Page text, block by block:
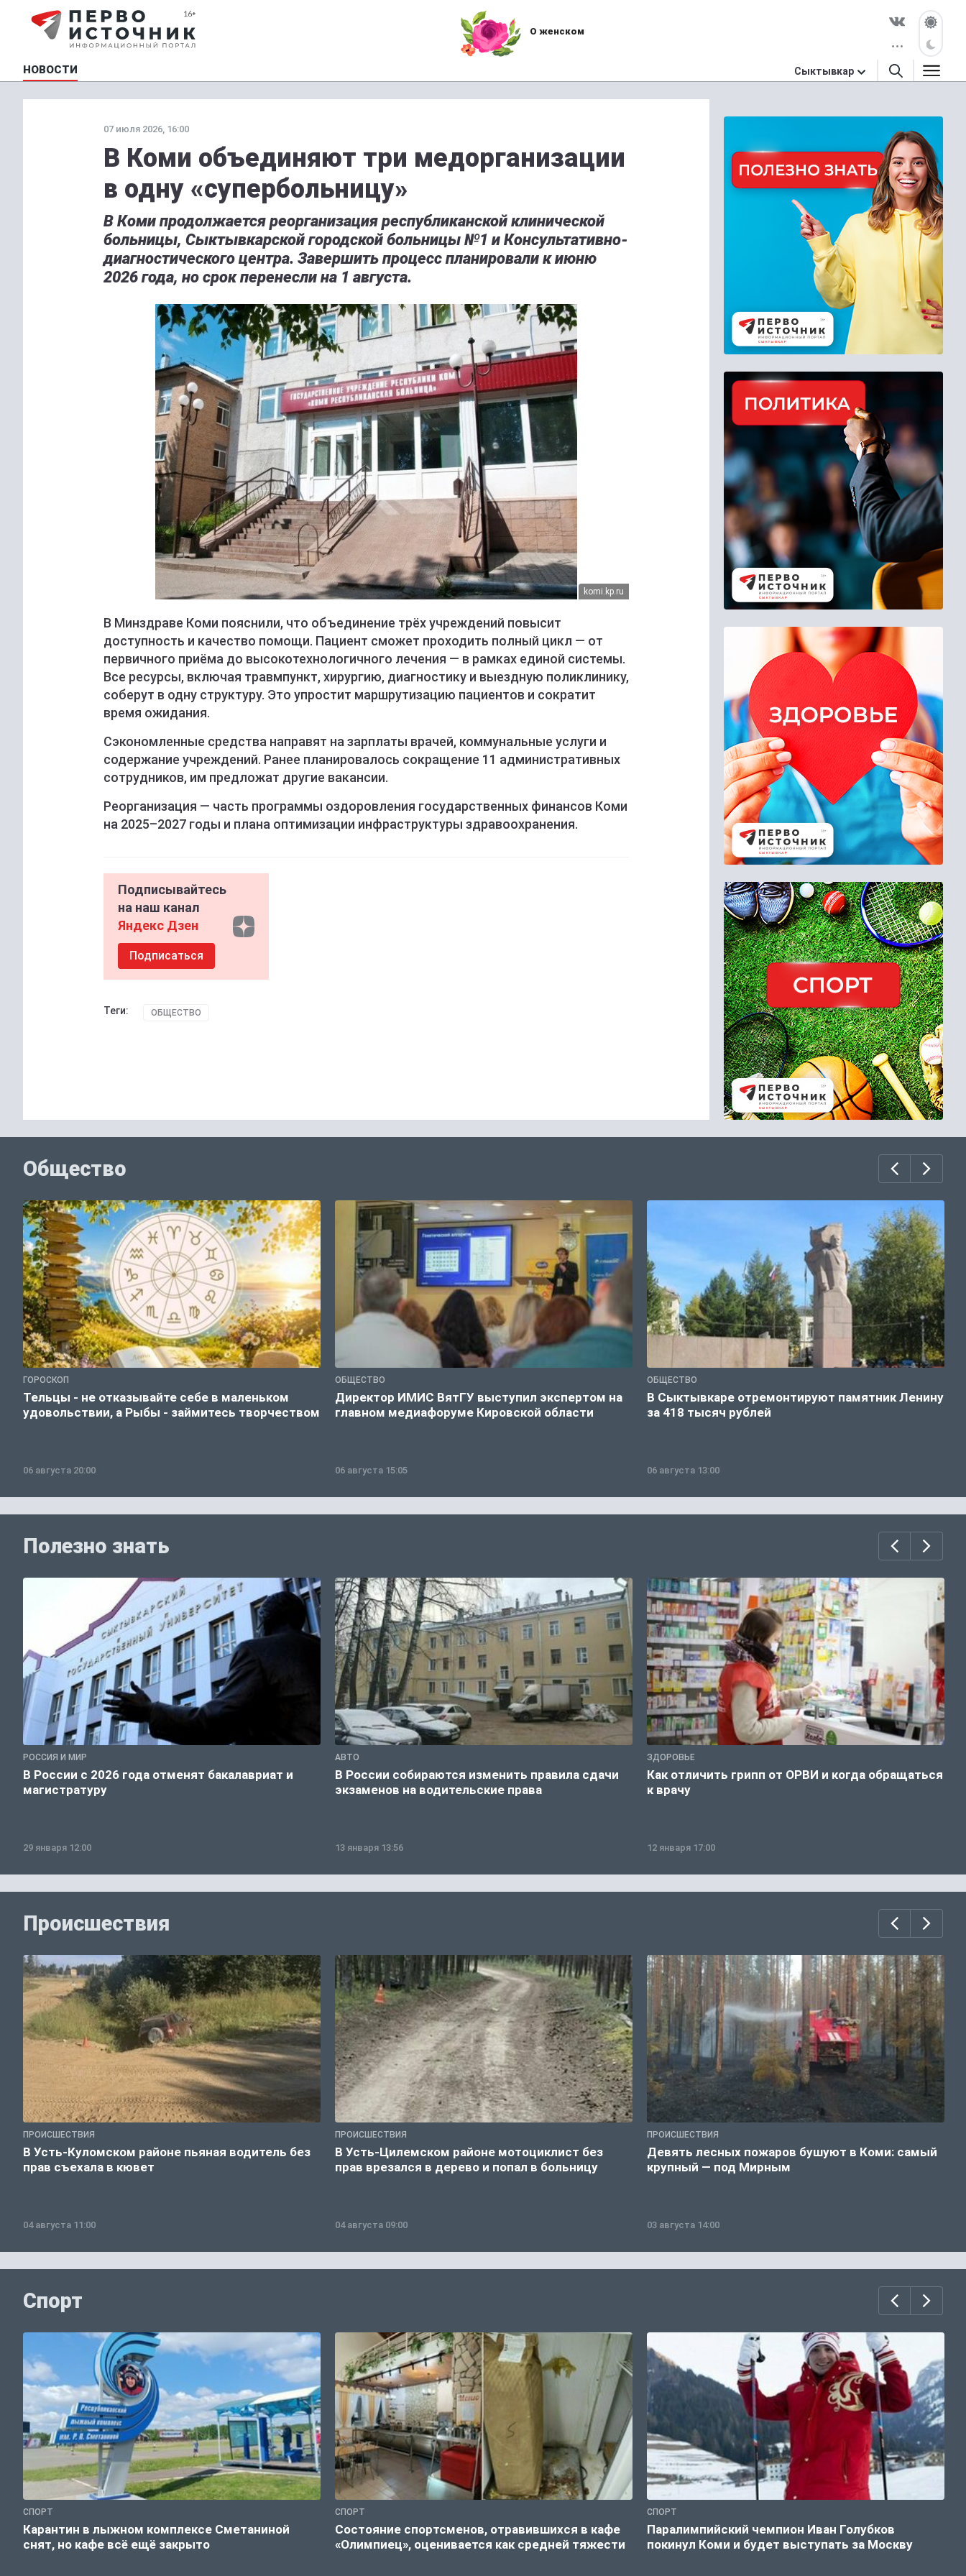
О женском
НОВОСТИ Сыктывкар
07 июля 2026, 16:00
В Коми объединяют три медорганизации
в одну «супербольницу»
В Коми продолжается реорганизация республиканской клинической
больницы, Сыктывкарской городской больницы №1 и Консультативно-
диагностического центра. Завершить процесс планировали к июню
2026 года, но срок перенесли на 1 августа.
komi.kp.ru
В Минздраве Коми пояснили, что объединение трёх учреждений повысит
доступность и качество помощи. Пациент сможет проходить полный цикл — от
первичного приёма до высокотехнологичного лечения — в рамках единой системы.
Все ресурсы, включая травмпункт, хирургию, диагностику и выездную поликлинику,
соберут в одну структуру. Это упростит маршрутизацию пациентов и сократит
время ожидания.
Сэкономленные средства направят на зарплаты врачей, коммунальные услуги и
содержание учреждений. Ранее планировалось сокращение 11 административных
сотрудников, им предложат другие вакансии.
Реорганизация — часть программы оздоровления государственных финансов Коми
на 2025–2027 годы и плана оптимизации инфраструктуры здравоохранения.
Подписывайтесь
на наш канал
Яндекс Дзен
Подписаться
Теги: ОБЩЕСТВО
Общество
ГОРОСКОП
Тельцы - не отказывайте себе в маленьком
удовольствии, а Рыбы - займитесь творчеством
06 августа 20:00
ОБЩЕСТВО
Директор ИМИС ВятГУ выступил экспертом на
главном медиафоруме Кировской области
06 августа 15:05
ОБЩЕСТВО
В Сыктывкаре отремонтируют памятник Ленину
за 418 тысяч рублей
06 августа 13:00
Полезно знать
РОССИЯ И МИР
В России с 2026 года отменят бакалавриат и
магистратуру
29 января 12:00
АВТО
В России собираются изменить правила сдачи
экзаменов на водительские права
13 января 13:56
ЗДОРОВЬЕ
Как отличить грипп от ОРВИ и когда обращаться
к врачу
12 января 17:00
Происшествия
ПРОИСШЕСТВИЯ
В Усть-Куломском районе пьяная водитель без
прав съехала в кювет
04 августа 11:00
ПРОИСШЕСТВИЯ
В Усть-Цилемском районе мотоциклист без
прав врезался в дерево и попал в больницу
04 августа 09:00
ПРОИСШЕСТВИЯ
Девять лесных пожаров бушуют в Коми: самый
крупный — под Мирным
03 августа 14:00
Спорт
СПОРТ
Карантин в лыжном комплексе Сметаниной
снят, но кафе всё ещё закрыто
СПОРТ
Состояние спортсменов, отравившихся в кафе
«Олимпиец», оценивается как средней тяжести
СПОРТ
Паралимпийский чемпион Иван Голубков
покинул Коми и будет выступать за Москву